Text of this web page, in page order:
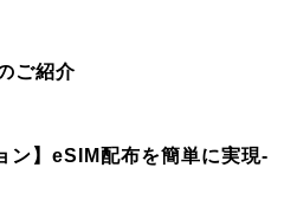
ご紹介
ン】eSIM配布を簡単に実現-